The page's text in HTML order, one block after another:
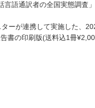
語通訳者の全国実態調査
ーが連携して実施した、
書の印刷版(送料込1冊